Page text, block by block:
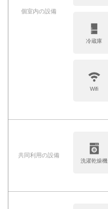
個室内の設備
冷蔵庫
Wifi
共同利⽤の設備
洗濯乾燥機